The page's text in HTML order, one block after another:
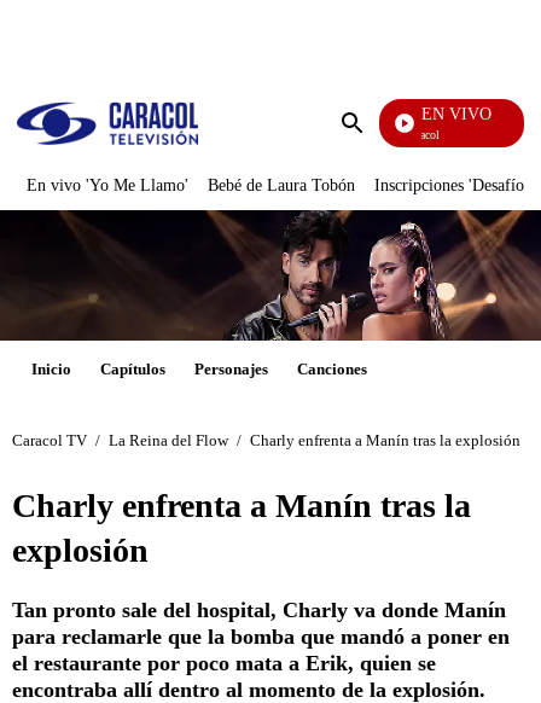
Enviar
EN VIVO
Noticias Caracol
En vivo 'Yo Me Llamo' Bebé de Laura Tobón Inscripciones 'Desafío'
Inicio Capítulos Personajes Canciones
Caracol TV / La Reina del Flow / Charly enfrenta a Manín tras la explosión
Charly enfrenta a Manín tras la
explosión
Tan pronto sale del hospital, Charly va donde Manín
para reclamarle que la bomba que mandó a poner en
el restaurante por poco mata a Erik, quien se
encontraba allí dentro al momento de la explosión.